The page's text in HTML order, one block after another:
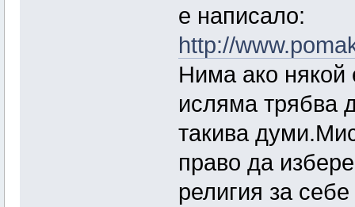
е написало:
http://
Нима ако някой
исляма трябва
такива
право да
религия за